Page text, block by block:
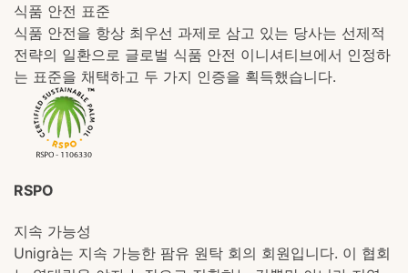
식품 안전 표준
식품 안전을 항상 최우선 과제로 삼고 있는 당사는 선제적
전략의 일환으로 글로벌 식품 안전 이니셔티브에서 인정하
는 표준을 채택하고 두 가지 인증을 획득했습니다.
RSPO
지속 가능성
Unigrà는 지속 가능한 팜유 원탁 회의 회원입니다. 이 협회